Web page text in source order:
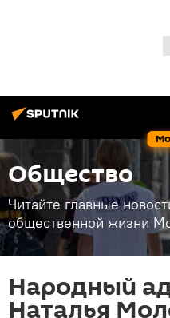
Общество
Читайте главные
общественной жизни
Народный
Наталья